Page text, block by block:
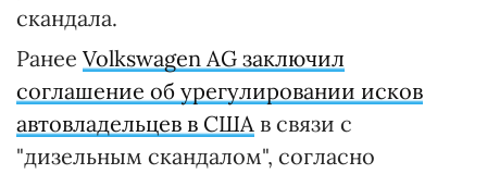
скандала.
Ранее Volkswagen AG заключил
соглашение об урегулировании исков
автовладельцев в США в связи с
"дизельным скандалом", согласно